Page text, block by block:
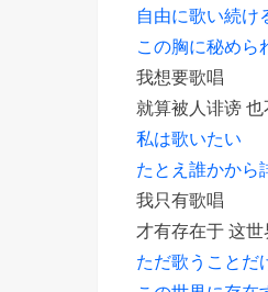
自由に歌い続け
この胸に秘めら
我想要歌唱
就算被人诽谤
私は歌いたい
たとえ誰かか
我只有歌唱
才有存在于 这
ただ歌うことだ